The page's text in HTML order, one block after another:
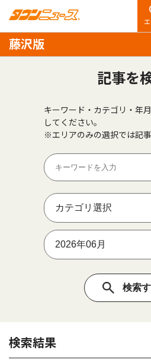
藤沢版
記事を
キーワード・カテゴリ・年
してください。
※エリアのみの選択では記事
検索結果